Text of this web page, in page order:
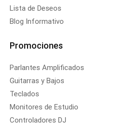
Lista de Deseos
Blog Informativo
Promociones
Parlantes Amplificados
Guitarras y Bajos
Teclados
Monitores de Estudio
Controladores DJ